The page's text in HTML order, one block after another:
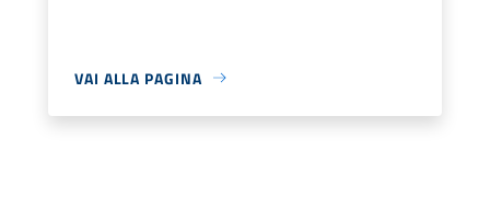
VAI ALLA PAGINA